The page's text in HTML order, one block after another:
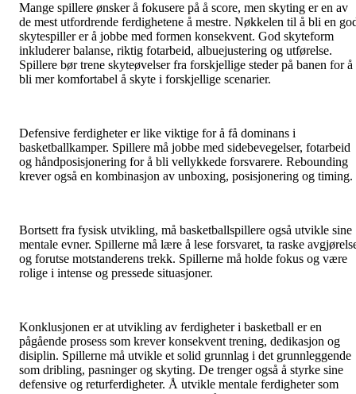
Mange spillere ønsker å fokusere på å score, men skyting er en av
de mest utfordrende ferdighetene å mestre. Nøkkelen til å bli en
skytespiller er å jobbe med formen konsekvent. God skyteform
inkluderer balanse, riktig fotarbeid, albuejustering og utførelse.
Spillere bør trene skyteøvelser fra forskjellige steder på banen for å
bli mer komfortabel å skyte i forskjellige scenarier.
Defensive ferdigheter er like viktige for å få dominans i
basketballkamper. Spillere må jobbe med sidebevegelser, fotarbeid
og håndposisjonering for å bli vellykkede forsvarere. Rebounding
krever også en kombinasjon av unboxing, posisjonering og timing.
Bortsett fra fysisk utvikling, må basketballspillere også utvikle sine
mentale evner. Spillerne må lære å lese forsvaret, ta raske
og forutse motstanderens trekk. Spillerne må holde fokus og være
rolige i intense og pressede situasjoner.
Konklusjonen er at utvikling av ferdigheter i basketball er en
pågående prosess som krever konsekvent trening, dedikasjon og
disiplin. Spillerne må utvikle et solid grunnlag i det grunnleggende
som dribling, pasninger og skyting. De trenger også å styrke sine
defensive og returferdigheter. Å utvikle mentale ferdigheter som